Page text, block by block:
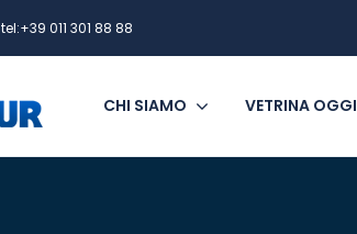
tel:+39 011 301 88 88
CHI SIAMO VETRINA OGGI